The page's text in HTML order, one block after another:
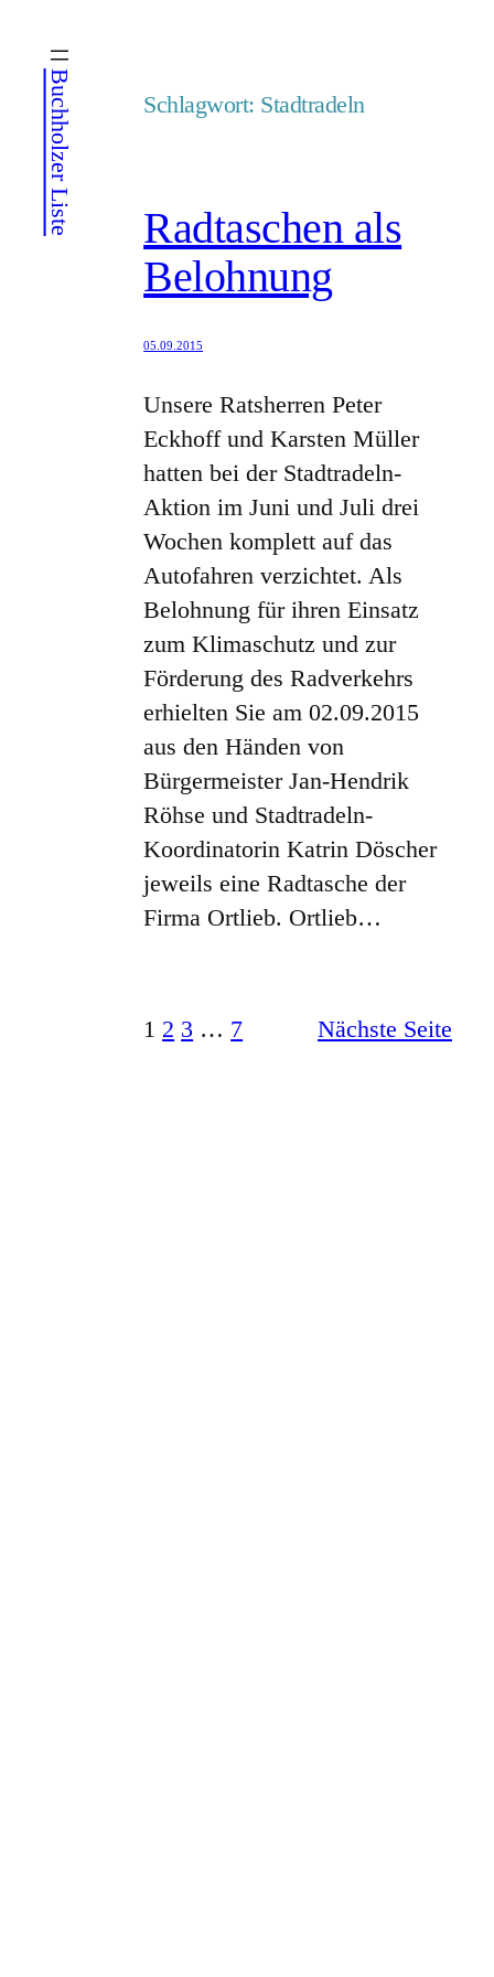
Inhalt
springen
Buchholzer Liste Schlagwort: Stadtradeln
Radtaschen als
Belohnung
05.09.2015
Unsere Ratsherren Peter
Eckhoff und Karsten Müller
hatten bei der Stadtradeln-
Aktion im Juni und Juli drei
Wochen komplett auf das
Autofahren verzichtet. Als
Belohnung für ihren Einsatz
zum Klimaschutz und zur
Förderung des Radverkehrs
erhielten Sie am 02.09.2015
aus den Händen von
Bürgermeister Jan-Hendrik
Röhse und Stadtradeln-
Koordinatorin Katrin Döscher
jeweils eine Radtasche der
Firma Ortlieb. Ortlieb…
1 2 3 … 7 Nächste Seite